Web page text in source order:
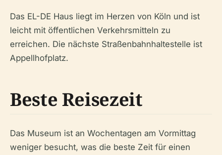
Das EL-DE Haus liegt im Herzen von Köln und ist
leicht mit öffentlichen Verkehrsmitteln zu
erreichen. Die nächste Straßenbahnhaltestelle ist
Appellhofplatz.
Beste Reisezeit
Das Museum ist an Wochentagen am Vormittag
weniger besucht, was die beste Zeit für einen